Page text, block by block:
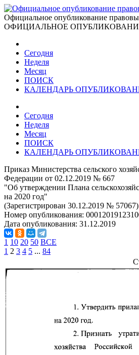
Официальное опубликование
ОФИЦИАЛЬНОЕ
Сегодня
Неделя
Месяц
ПОИСК
КАЛЕНДАРЬ
Сегодня
Неделя
Месяц
ПОИСК
КАЛЕНДАРЬ
Приказ Министерства сельского
Федерации от 02.12.2019 № 667
"Об утверждении Плана
на 2020 год"
(Зарегистрирован 30.12.2019 № 57067)
Номер опубликования:
Дата опубликования: 31.12.2019
1 10 20 50 ВСЕ
1 2 3 4 5 ... 84